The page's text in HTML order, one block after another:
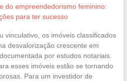
do empreendedorismo feminino:
para ter sucesso
vinculativo, os imóveis classificados
desvalorização crescente em
por estudos notariais.
esses imóveis estão se tornando
Para um investidor de